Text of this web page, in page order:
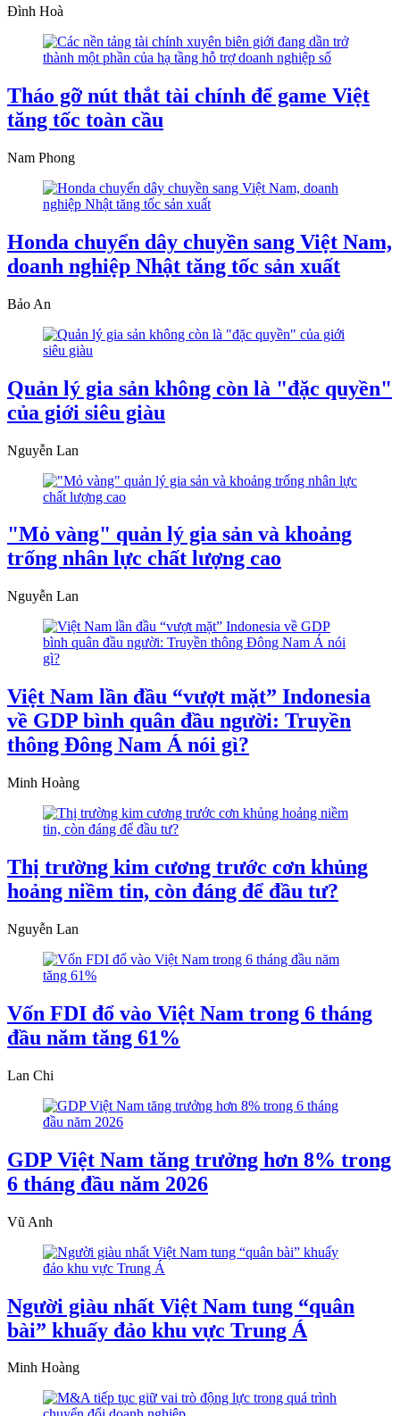
Đình Hoà
Tháo gỡ nút thắt tài chính để game Việt
tăng tốc toàn cầu
Nam Phong
Honda chuyển dây chuyền sang Việt Nam,
doanh nghiệp Nhật tăng tốc sản xuất
Bảo An
Quản lý gia sản không còn là "đặc quyền"
của giới siêu giàu
Nguyễn Lan
"Mỏ vàng" quản lý gia sản và khoảng
trống nhân lực chất lượng cao
Nguyễn Lan
Việt Nam lần đầu “vượt mặt” Indonesia
về GDP bình quân đầu người: Truyền
thông Đông Nam Á nói gì?
Minh Hoàng
Thị trường kim cương trước cơn khủng
hoảng niềm tin, còn đáng để đầu tư?
Nguyễn Lan
Vốn FDI đổ vào Việt Nam trong 6 tháng
đầu năm tăng 61%
Lan Chi
GDP Việt Nam tăng trưởng hơn 8% trong
6 tháng đầu năm 2026
Vũ Anh
Người giàu nhất Việt Nam tung “quân
bài” khuấy đảo khu vực Trung Á
Minh Hoàng